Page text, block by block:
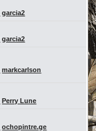
garcia2
garcia2
markcarlson
Perry Lune
ochopintre.ge